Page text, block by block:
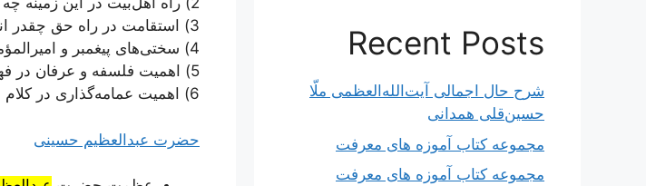
3) استقامت در راه حق چقدر انسان را به مقام ولایت نزدیک می‌کند؟
4) سختی‌های پیغمبر و امیرالمؤمنین در راه حق.
5) اهمیت فلسفه و عرفان در فهم حقیقت توحید.
6) اهمیت عمامه‌گذاری در کلام اهل‌بیت و اولیا.
حضرت عبدالعظیم حسینی
Recent Posts
شرح حال اجمالی آیت‌الله‌العظمی ملّا
حسین‌قلی همدانی
مجموعه کتاب آموزه های معرفت
مجموعه کتاب آموزه های معرفت